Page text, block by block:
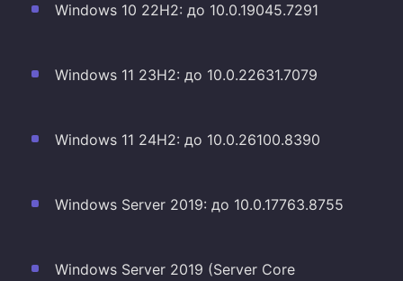
Windows 10 22H2: до 10.0.19045.7291
Windows 11 23H2: до 10.0.22631.7079
Windows 11 24H2: до 10.0.26100.8390
Windows Server 2019: до 10.0.17763.8755
Windows Server 2019 (Server Core